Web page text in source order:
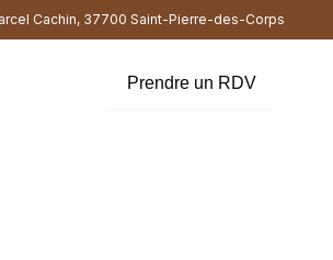
Cachin, 37700 Saint-Pierre-des-Corps
Prendre un RDV